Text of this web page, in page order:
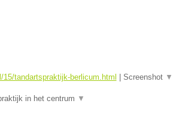
tandartspraktijk-berlicum.html Screenshot ▼
in het centrum ▼